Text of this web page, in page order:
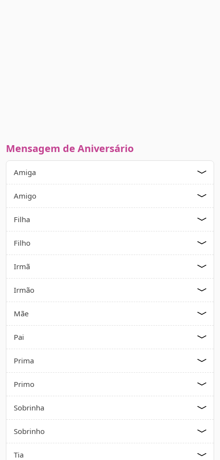
Mensagem de Aniversário
Amiga
Amigo
Filha
Filho
Irmã
Irmão
Mãe
Pai
Prima
Primo
Sobrinha
Sobrinho
Tia